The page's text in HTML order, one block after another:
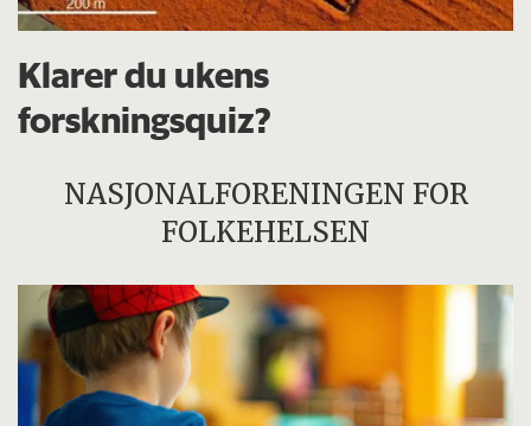
Klarer du ukens
forskningsquiz?
NASJONALFORENINGEN FOR
FOLKEHELSEN